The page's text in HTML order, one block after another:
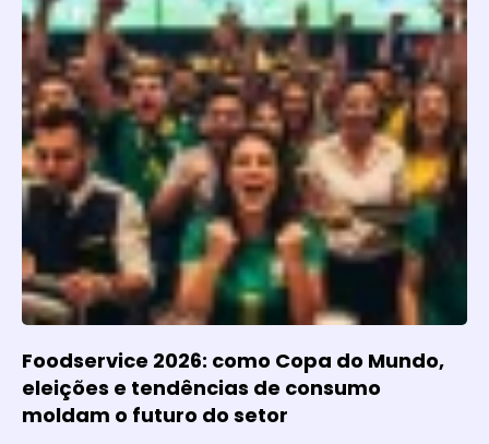
Foodservice 2026: como Copa do Mundo,
eleições e tendências de consumo
moldam o futuro do setor